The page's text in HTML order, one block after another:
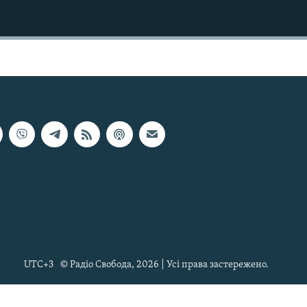
© Радіо Свобода, 2026 | Усі права застережено.
UTC+3